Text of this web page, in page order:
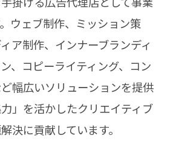
ウェブ制作、ミッション策
ア制作、インナーブランディ
、コピーライティング、コン
幅広いソリューションを提供
」を活かしたクリエイティブ
決に貢献しています。